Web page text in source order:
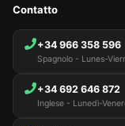
Contatto
+34 966 358 596
Spagnolo - Lunes-
+34 692 646 872
Inglese - Lunedì-